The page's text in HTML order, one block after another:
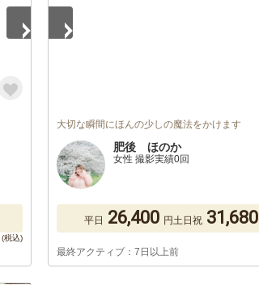
大切な瞬間にほんの少しの魔法をかけます
肥後 ほのか
女性 撮影実績0回
平日 26,400 円土日祝 31,680
最終アクティブ：7日以上前